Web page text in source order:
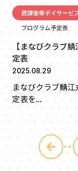
放課後等デイサービ
プログラム予定表
【まなびクラブ
定表
2025.08.29
まなびクラブ鯖
定表を...
・・・